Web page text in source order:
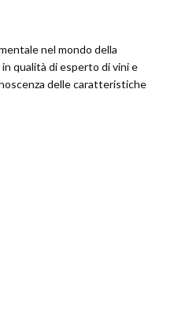
nel mondo della
qualità di esperto di vini e
delle caratteristiche